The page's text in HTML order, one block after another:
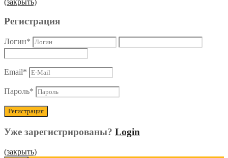
Регистрация
Логин*
Email*
Пароль*
Уже зарегистрированы? Login
(закрыть)